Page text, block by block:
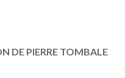
DE PIERRE TOMBALE